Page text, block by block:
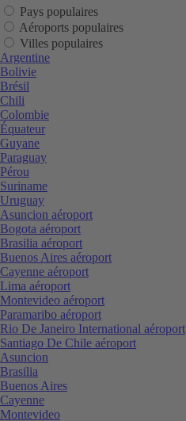
Pays populaires
Aéroports populaires
Villes populaires
Argentine
Bolivie
Brésil
Chili
Colombie
Équateur
Guyane
Paraguay
Pérou
Suriname
Uruguay
Asuncion aéroport
Bogota aéroport
Brasilia aéroport
Buenos Aires aéroport
Cayenne aéroport
Lima aéroport
Montevideo aéroport
Paramaribo aéroport
Rio De Janeiro International aéroport
Santiago De Chile aéroport
Asuncion
Brasilia
Buenos Aires
Cayenne
Montevideo